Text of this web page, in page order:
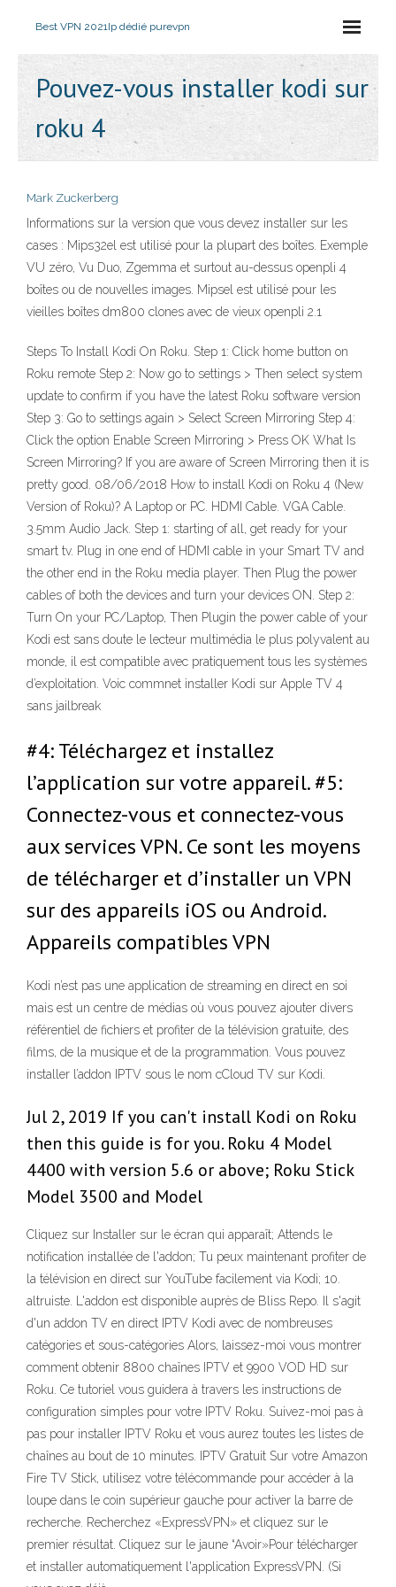
Best VPN 2021Ip dédié purevpn
Pouvez-vous installer kodi sur
roku 4
Mark Zuckerberg
Informations sur la version que vous devez installer sur les
cases : Mips32el est utilisé pour la plupart des boîtes. Exemple
VU zéro, Vu Duo, Zgemma et surtout au-dessus openpli 4
boîtes ou de nouvelles images. Mipsel est utilisé pour les
vieilles boîtes dm800 clones avec de vieux openpli 2.1
Steps To Install Kodi On Roku. Step 1: Click home button on
Roku remote Step 2: Now go to settings > Then select system
update to confirm if you have the latest Roku software version
Step 3: Go to settings again > Select Screen Mirroring Step 4:
Click the option Enable Screen Mirroring > Press OK What Is
Screen Mirroring? If you are aware of Screen Mirroring then it is
pretty good. 08/06/2018 How to install Kodi on Roku 4 (New
Version of Roku)? A Laptop or PC. HDMI Cable. VGA Cable.
3.5mm Audio Jack. Step 1: starting of all, get ready for your
smart tv. Plug in one end of HDMI cable in your Smart TV and
the other end in the Roku media player. Then Plug the power
cables of both the devices and turn your devices ON. Step 2:
Turn On your PC/Laptop, Then Plugin the power cable of your
Kodi est sans doute le lecteur multimédia le plus polyvalent au
monde, il est compatible avec pratiquement tous les systèmes
d’exploitation. Voic commnet installer Kodi sur Apple TV 4
sans jailbreak
#4: Téléchargez et installez
l’application sur votre appareil. #5:
Connectez-vous et connectez-vous
aux services VPN. Ce sont les moyens
de télécharger et d’installer un VPN
sur des appareils iOS ou Android.
Appareils compatibles VPN
Kodi n’est pas une application de streaming en direct en soi
mais est un centre de médias où vous pouvez ajouter divers
référentiel de fichiers et profiter de la télévision gratuite, des
films, de la musique et de la programmation. Vous pouvez
installer l’addon IPTV sous le nom cCloud TV sur Kodi.
Jul 2, 2019 If you can't install Kodi on Roku
then this guide is for you. Roku 4 Model
4400 with version 5.6 or above; Roku Stick
Model 3500 and Model
Cliquez sur Installer sur le écran qui apparaît; Attends le
notification installée de l'addon; Tu peux maintenant profiter de
la télévision en direct sur YouTube facilement via Kodi; 10.
altruiste. L'addon est disponible auprès de Bliss Repo. Il s'agit
d'un addon TV en direct IPTV Kodi avec de nombreuses
catégories et sous-catégories Alors, laissez-moi vous montrer
comment obtenir 8800 chaînes IPTV et 9900 VOD HD sur
Roku. Ce tutoriel vous guidera à travers les instructions de
configuration simples pour votre IPTV Roku. Suivez-moi pas à
pas pour installer IPTV Roku et vous aurez toutes les listes de
chaînes au bout de 10 minutes. IPTV Gratuit Sur votre Amazon
Fire TV Stick, utilisez votre télécommande pour accéder à la
loupe dans le coin supérieur gauche pour activer la barre de
recherche. Recherchez «ExpressVPN» et cliquez sur le
premier résultat. Cliquez sur le jaune “Avoir»Pour télécharger
et installer automatiquement l'application ExpressVPN. (Si